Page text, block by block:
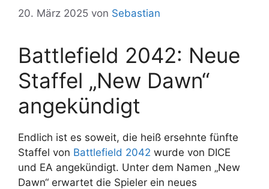
20. März 2025 von Sebastian
Battlefield 2042: Neue
Staffel „New Dawn“
angekündigt
Endlich ist es soweit, die heiß ersehnte fünfte
Staffel von Battlefield 2042 wurde von DICE
und EA angekündigt. Unter dem Namen „New
Dawn“ erwartet die Spieler ein neues